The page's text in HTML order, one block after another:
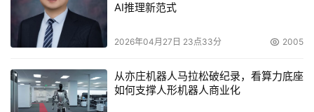
AI推理新范式
2026年04月27日 23点33分 2005
从亦庄机器人马拉松破纪录，看算力底座
如何支撑人形机器人商业化